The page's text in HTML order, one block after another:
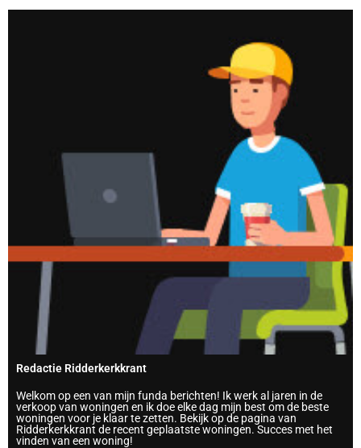
Redactie Ridderkerkkrant
Welkom op een van mijn funda berichten! Ik werk al jaren in de
verkoop van woningen en ik doe elke dag mijn best om de beste
woningen voor je klaar te zetten. Bekijk op de pagina van
Ridderkerkkrant de recent geplaatste woningen. Succes met het
vinden van een woning!